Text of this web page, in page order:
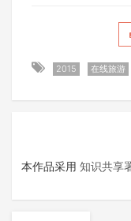
2015 在线旅游
本作品采用 知识共享